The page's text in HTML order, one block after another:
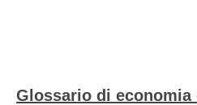
Glossario di economia